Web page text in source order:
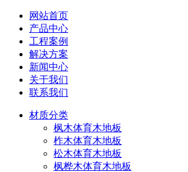
网站首页
产品中心
工程案例
解决方案
新闻中心
关于我们
联系我们
材质分类
枫木体育木地板
柞木体育木地板
松木体育木地板
枫桦木体育木地板